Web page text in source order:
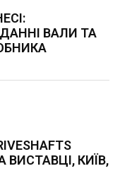
ВАЛИ ТА
КИЇВ,